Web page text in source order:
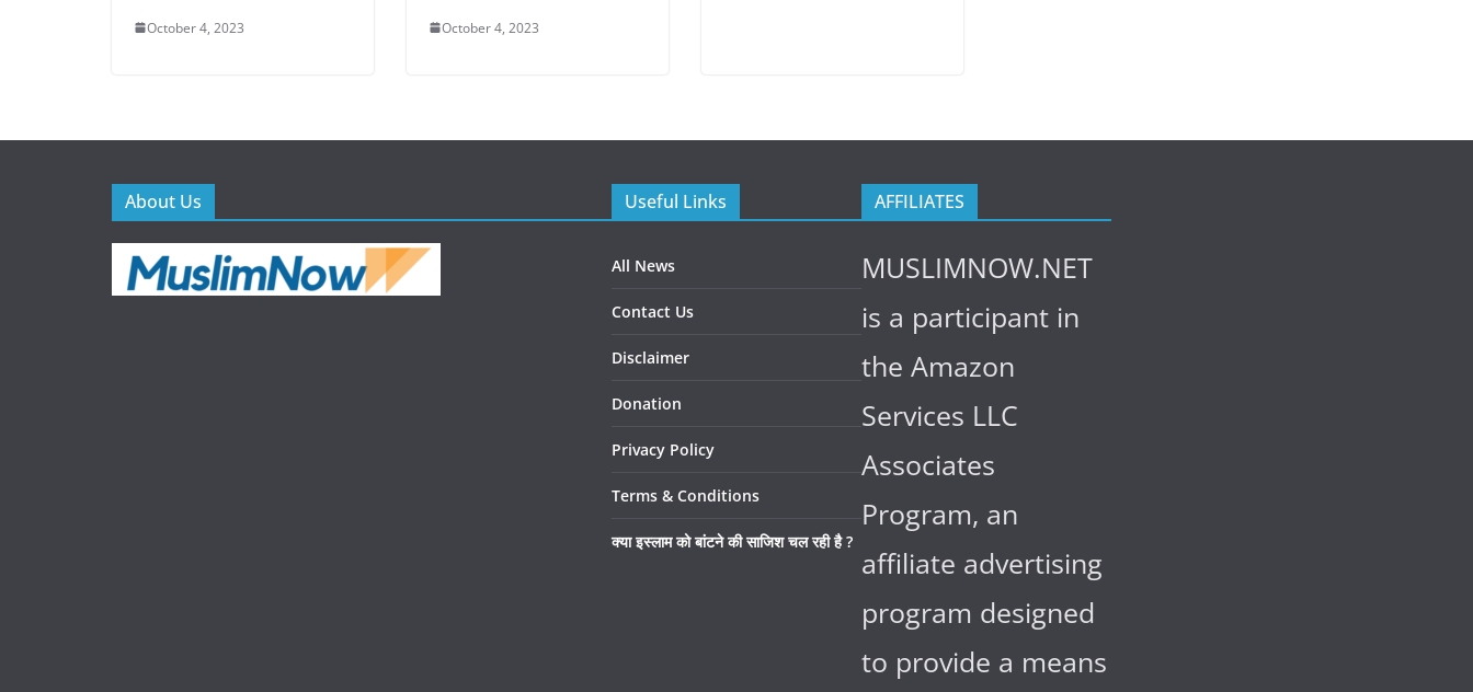
October 4, 2023 October 4, 2023
About Us Useful Links
All News
Contact Us
Disclaimer
Donation
Privacy Policy
Terms & Conditions
क्या इस्लाम को बांटने की साजिश चल रही है ?
AFFILIATES
MUSLIMNOW.NET
is a participant in
the Amazon
Services LLC
Associates
Program, an
affiliate advertising
program designed
to provide a means